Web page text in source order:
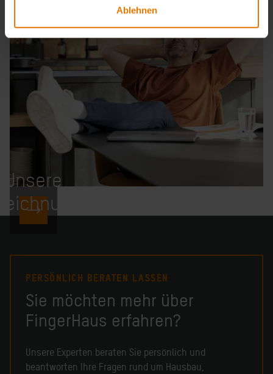
Ablehnen
Unsere
ZU DEN AUSZEICHNUNGEN
Sie möchten mehr über
FingerHaus erfahren?
PERSÖNLICH BERATEN LASSEN
Unsere Experten beraten Sie persönlich und
beantworten Ihre Fragen rund um Hausbau,